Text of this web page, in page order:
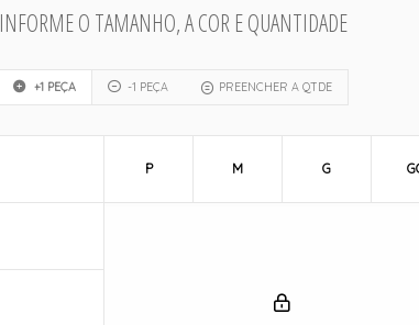
INFORME O TAMANHO, A COR E QUANTIDADE
+1 PEÇA -1 PEÇA PREENCHER A QTDE
P M G